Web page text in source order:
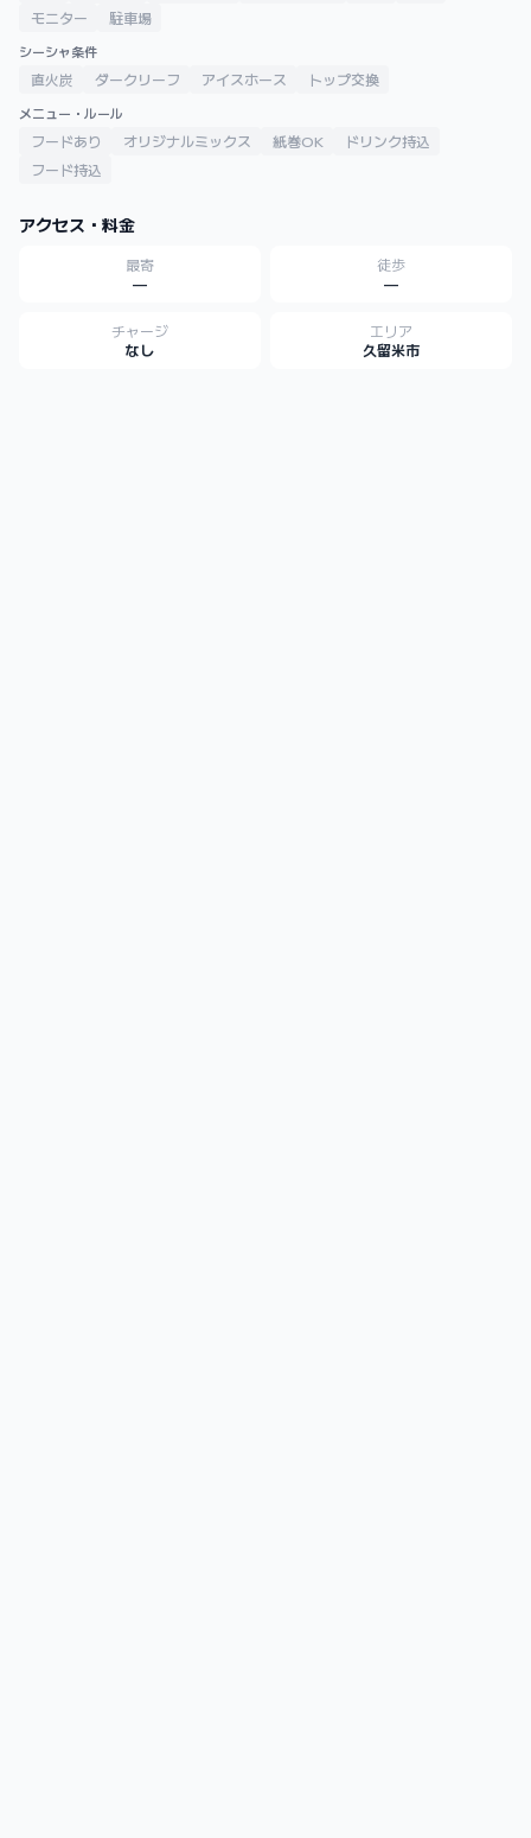
モニター
駐車場
シーシャ条件
直火炭 ダークリーフ アイスホース トップ交換
メニュー・ルール
フードあり オリジナルミックス 紙巻OK
ドリンク持込
フード持込
アクセス・料金
最寄
—
徒歩
—
チャージ
なし
エリア
久留米市